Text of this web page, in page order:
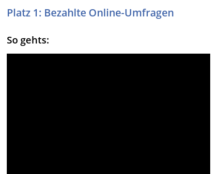
Platz 1: Bezahlte Online-Umfragen
So gehts: